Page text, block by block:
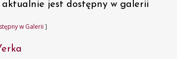
jest dostępny w galerii
w Galerii ]